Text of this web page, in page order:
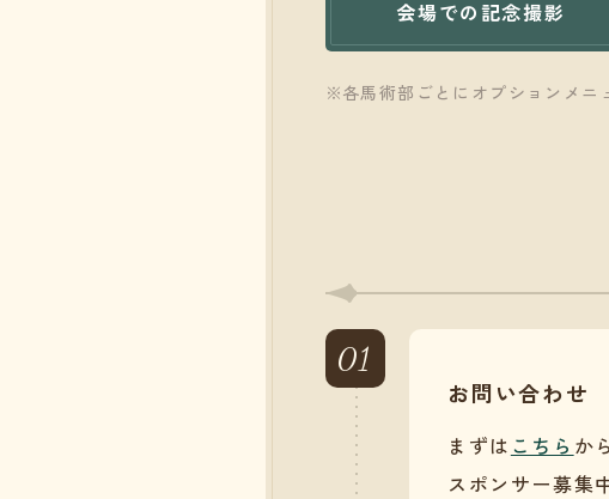
会場での記念撮影
各馬術部ごとにオプションメニ
01
お問い合わせ
まずは こちら か
スポンサー募集